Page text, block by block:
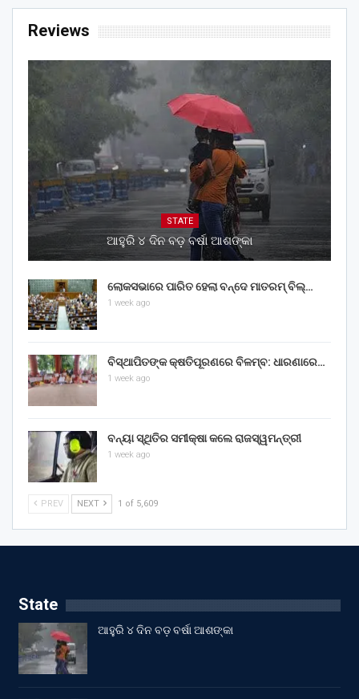
Reviews
STATE
ଆହୁରି ୪ ଦିନ ବଡ଼ ବର୍ଷା ଆଶଙ୍କା
ଲୋକସଭାରେ ପାରିତ ହେଲା ବନ୍ଦେ ମାତରମ୍‌ ବିଲ୍‌…
1 week ago
ବିସ୍ଥାପିତଙ୍କ କ୍ଷତିପୂରଣରେ ବିଳମ୍ବ: ଧାରଣାରେ…
1 week ago
ବନ୍ୟା ସ୍ଥିତିର ସମୀକ୍ଷା କଲେ ରାଜସ୍ୱମନ୍ତ୍ରୀ
1 week ago
PREV NEXT 1 of 5,609
State
ଆହୁରି ୪ ଦିନ ବଡ଼ ବର୍ଷା ଆଶଙ୍କା